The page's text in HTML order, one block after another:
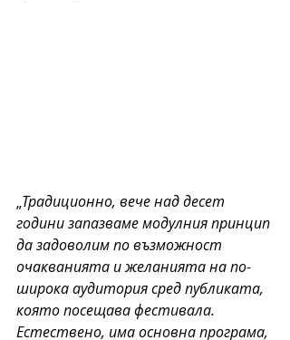
„Традиционно, вече над десет
години запазваме модулния принцип
да задоволим по възможност
очакванията и желанията на по-
широка аудитория сред публиката,
която посещава фестивала.
Естествено, има основна програма,